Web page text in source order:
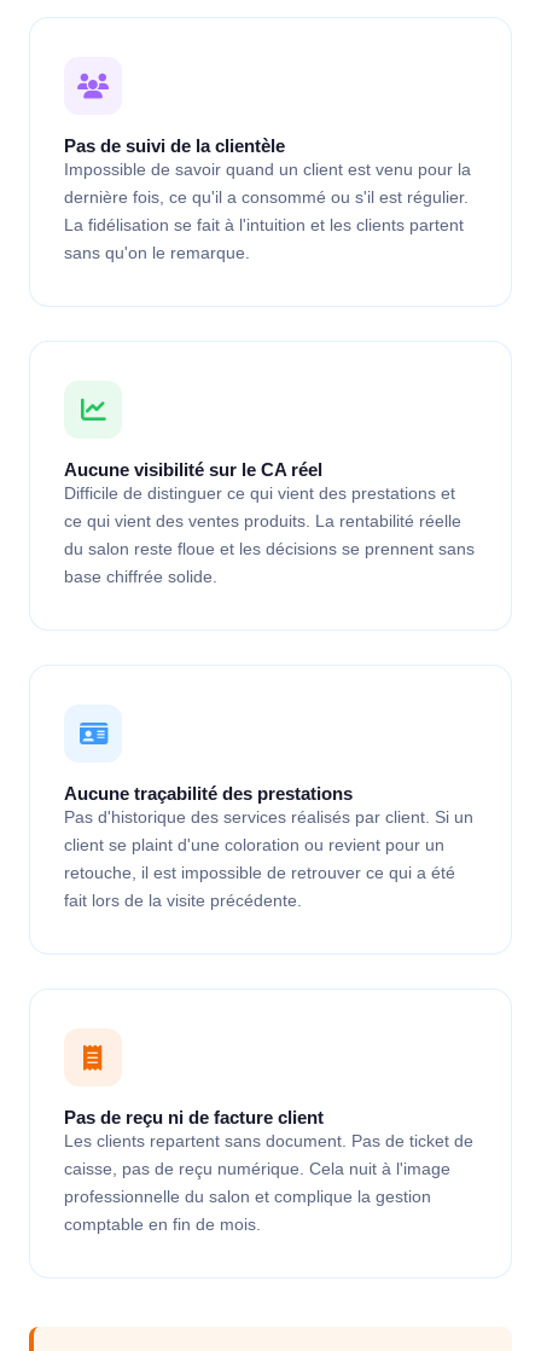
Pas de suivi de la clientèle
Impossible de savoir quand un client est venu pour la
dernière fois, ce qu'il a consommé ou s'il est régulier.
La fidélisation se fait à l'intuition et les clients partent
sans qu'on le remarque.
Aucune visibilité sur le CA réel
Difficile de distinguer ce qui vient des prestations et
ce qui vient des ventes produits. La rentabilité réelle
du salon reste floue et les décisions se prennent sans
base chiffrée solide.
Aucune traçabilité des prestations
Pas d'historique des services réalisés par client. Si un
client se plaint d'une coloration ou revient pour un
retouche, il est impossible de retrouver ce qui a été
fait lors de la visite précédente.
Pas de reçu ni de facture client
Les clients repartent sans document. Pas de ticket de
caisse, pas de reçu numérique. Cela nuit à l'image
professionnelle du salon et complique la gestion
comptable en fin de mois.